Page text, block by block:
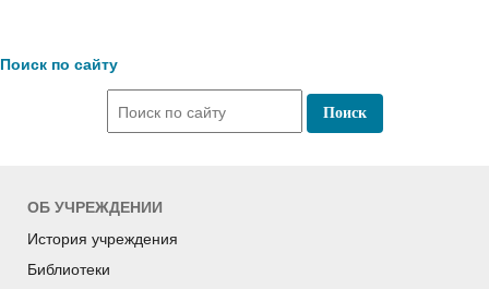
Поиск по сайту
ОБ УЧРЕЖДЕНИИ
История учреждения
Библиотеки